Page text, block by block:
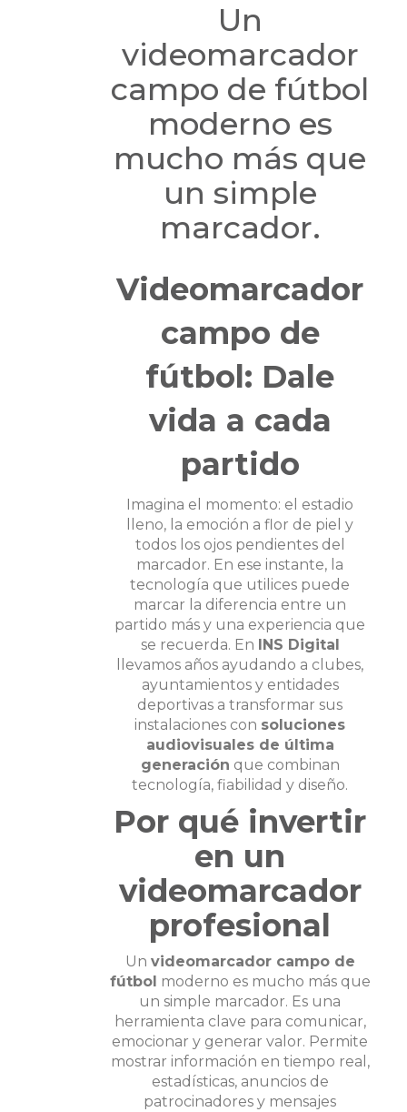
Un
videomarcador
campo de fútbol
moderno es
mucho más que
un simple
marcador.
Videomarcador
campo de
fútbol: Dale
vida a cada
partido
Imagina el momento: el estadio
lleno, la emoción a flor de piel y
todos los ojos pendientes del
marcador. En ese instante, la
tecnología que utilices puede
marcar la diferencia entre un
partido más y una experiencia que
se recuerda. En INS Digital
llevamos años ayudando a clubes,
ayuntamientos y entidades
deportivas a transformar sus
instalaciones con soluciones
audiovisuales de última
generación que combinan
tecnología, fiabilidad y diseño.
Por qué invertir
en un
videomarcador
profesional
Un videomarcador campo de
fútbol moderno es mucho más que
un simple marcador. Es una
herramienta clave para comunicar,
emocionar y generar valor. Permite
mostrar información en tiempo real,
estadísticas, anuncios de
patrocinadores y mensajes